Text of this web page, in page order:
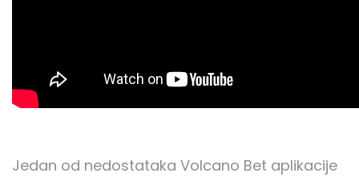
Jedan od nedostataka Volcano Bet aplikacije